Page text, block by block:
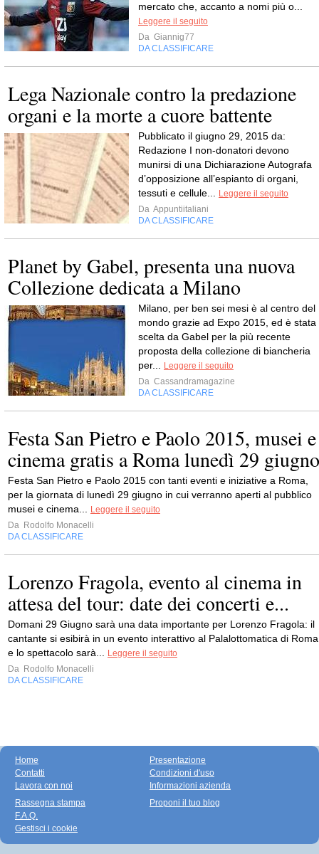
mercato che, accanto a nomi più o...
Leggere il seguito
Da Giannig77
DA CLASSIFICARE
Lega Nazionale contro la predazione
organi e la morte a cuore battente
Pubblicato il giugno 29, 2015 da:
Redazione I non-donatori devono
munirsi di una Dichiarazione Autografa
d’opposizione all’espianto di organi,
tessuti e cellule...
Leggere il seguito
Da Appuntiitaliani
DA CLASSIFICARE
Planet by Gabel, presenta una nuova
Collezione dedicata a Milano
Milano, per ben sei mesi è al centro del
mondo grazie ad Expo 2015, ed è stata
scelta da Gabel per la più recente
proposta della collezione di biancheria
per...
Leggere il seguito
Da Cassandramagazine
DA CLASSIFICARE
Festa San Pietro e Paolo 2015, musei e
cinema gratis a Roma lunedì 29 giugno
Festa San Pietro e Paolo 2015 con tanti eventi e iniziative a Roma,
per la giornata di lunedì 29 giugno in cui verranno aperti al pubblico
musei e cinema...
Leggere il seguito
Da Rodolfo Monacelli
DA CLASSIFICARE
Lorenzo Fragola, evento al cinema in
attesa del tour: date dei concerti e...
Domani 29 Giugno sarà una data importante per Lorenzo Fragola: il
cantante si esibirà in un evento interattivo al Palalottomatica di Roma
e lo spettacolo sarà...
Leggere il seguito
Da Rodolfo Monacelli
DA CLASSIFICARE
Home
Contatti
Lavora con noi
Presentazione
Condizioni d'uso
Informazioni azienda
Rassegna stampa
F.A.Q.
Gestisci i cookie
Proponi il tuo blog